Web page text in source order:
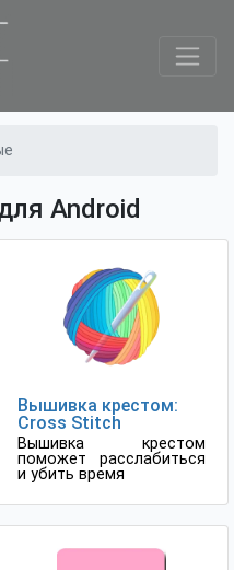
Android
Вышивка крестом:
Cross Stitch
Вышивка крестом
поможет расслабиться
и убить время